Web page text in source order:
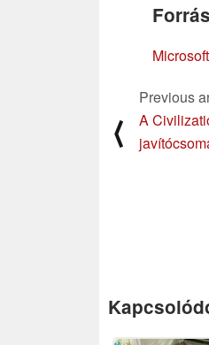
⟨
Previous
A